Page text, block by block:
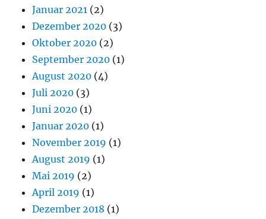
Januar 2021 (2)
Dezember 2020 (3)
Oktober 2020 (2)
September 2020 (1)
August 2020 (4)
Juli 2020 (3)
Juni 2020 (1)
Januar 2020 (1)
November 2019 (1)
August 2019 (1)
Mai 2019 (2)
April 2019 (1)
Dezember 2018 (1)